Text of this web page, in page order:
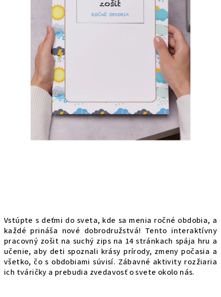
Vstúpte s deťmi do sveta, kde sa menia ročné obdobia, a
každé prináša nové dobrodružstvá! Tento interaktívny
pracovný zošit na suchý zips na 14 stránkach spája hru a
učenie, aby deti spoznali krásy prírody, zmeny počasia a
všetko, čo s obdobiami súvisí. Zábavné aktivity rozžiaria
ich tváričky a prebudia zvedavosť o svete okolo nás.